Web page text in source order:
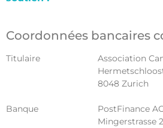
Coordonnées bancaires
Titulaire
Association
8048 Zurich
Banque
PostFinance
Mingerstrasse